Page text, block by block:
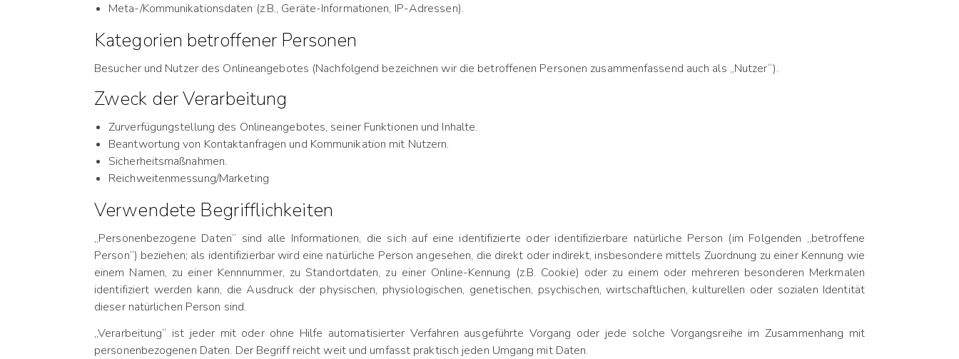
Meta-/Kommunikationsdaten (z.B., Geräte-Informationen, IP-Adressen).
Kategorien betroffener Personen
Besucher und Nutzer des Onlineangebotes (Nachfolgend bezeichnen wir die betroffenen Personen zusammenfassend auch als „Nutzer“).
Zweck der Verarbeitung
Zurverfügungstellung des Onlineangebotes, seiner Funktionen und Inhalte.
Beantwortung von Kontaktanfragen und Kommunikation mit Nutzern.
Sicherheitsmaßnahmen.
Reichweitenmessung/Marketing
Verwendete Begrifflichkeiten
„Personenbezogene Daten“ sind alle Informationen, die sich auf eine identifizierte oder identifizierbare natürliche Person (im Folgenden „betroffene
Person“) beziehen; als identifizierbar wird eine natürliche Person angesehen, die direkt oder indirekt, insbesondere mittels Zuordnung zu einer Kennung wie
einem Namen, zu einer Kennnummer, zu Standortdaten, zu einer Online-Kennung (z.B. Cookie) oder zu einem oder mehreren besonderen Merkmalen
identifiziert werden kann, die Ausdruck der physischen, physiologischen, genetischen, psychischen, wirtschaftlichen, kulturellen oder sozialen Identität
dieser natürlichen Person sind.
„Verarbeitung“ ist jeder mit oder ohne Hilfe automatisierter Verfahren ausgeführte Vorgang oder jede solche Vorgangsreihe im Zusammenhang mit
personenbezogenen Daten. Der Begriff reicht weit und umfasst praktisch jeden Umgang mit Daten.